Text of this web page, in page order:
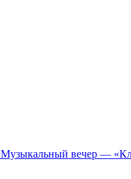
Музыкальный вечер —